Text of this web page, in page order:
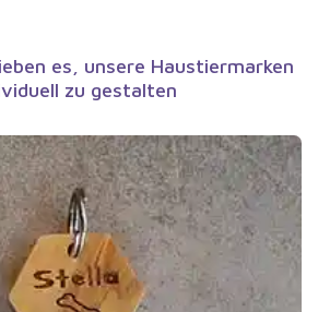
es, unsere Haustiermarken
zu gestalten